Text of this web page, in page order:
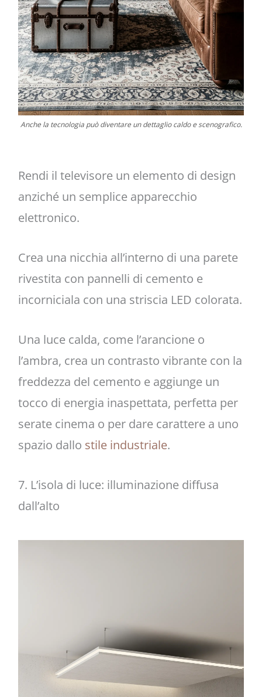
Anche la tecnologia può diventare un dettaglio caldo e scenografico.
Rendi il televisore un elemento di design
anziché un semplice apparecchio
elettronico.
Crea una nicchia all’interno di una parete
rivestita con pannelli di cemento e
incorniciala con una striscia LED colorata.
Una luce calda, come l’arancione o
l’ambra, crea un contrasto vibrante con la
freddezza del cemento e aggiunge un
tocco di energia inaspettata, perfetta per
serate cinema o per dare carattere a uno
spazio dallo stile industriale.
7. L’isola di luce: illuminazione diffusa
dall’alto